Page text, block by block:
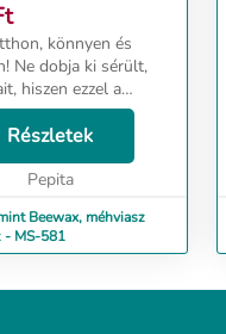
könnyen és
Ne dobja ki sérült,
hiszen ezzel a
most újra
varázsolhatja
újra életre a megunt
méhviasz behat...
Részletek
Pepita
Beewax, méhviasz
- MS-581